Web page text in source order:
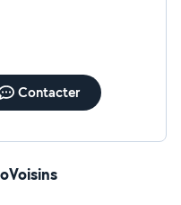
Contacter